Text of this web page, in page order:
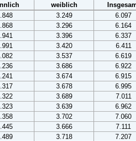
weiblich
3.249
6.097
3.296
6.164
3.396
6.337
3.420
6.411
3.537
6.619
3.686
6.922
3.674
6.915
3.678
6.995
3.689
7.011
3.639
6.962
3.702
7.060
3.666
7.111
3.718
7.207